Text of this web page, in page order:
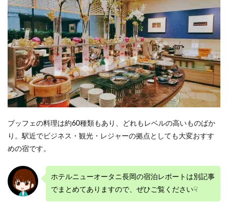
ブッフェの料理は約60種類もあり、どれもレベルの高いものばか
り。駅近でビジネス・観光・レジャーの拠点としても大変おすす
めの宿です。
ホテルニューオータニ長岡の宿泊レポートは別記事
でまとめてありますので、ぜひご覧ください☟